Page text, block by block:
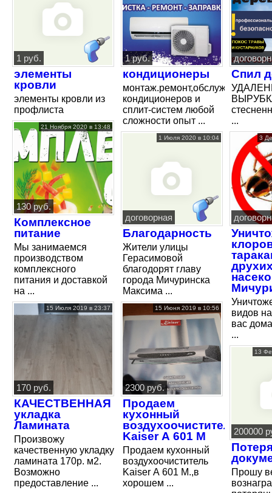
1 руб.
элементы
кровли
элементы кровли из
профлиста
21 Ноября 2020 в 13:48
130 руб.
Комплексное
питание
Мы занимаемся
производством
комплексного
питания и доставкой
на ...
15 Июля 2019 в 23:37
170 руб.
КАЧЕСТВЕННАЯ
укладка
Ламината
Произвожу
качественную укладку
ламината 170р. м2.
Возможно
предоставление ...
1 руб.
кондиционеры
кондиционеров и
сплит-систем любой
сложности опыт ...
1 Июля 2020 в 10:04
договорная
Благодарность
Жители улицы
Герасимовой
благодорят главу
города Мичуринска
Максима ...
15 Июня 2019 в 10:56
2300 руб.
Продаем
кухонный
воздухоочиститель
Kaiser А 601 М
Продаем кухонный
воздухоочиститель
Kaiser А 601 М.,в
хорошем ...
Спил
...
3
видов
вас
...
13
200000
Прошу